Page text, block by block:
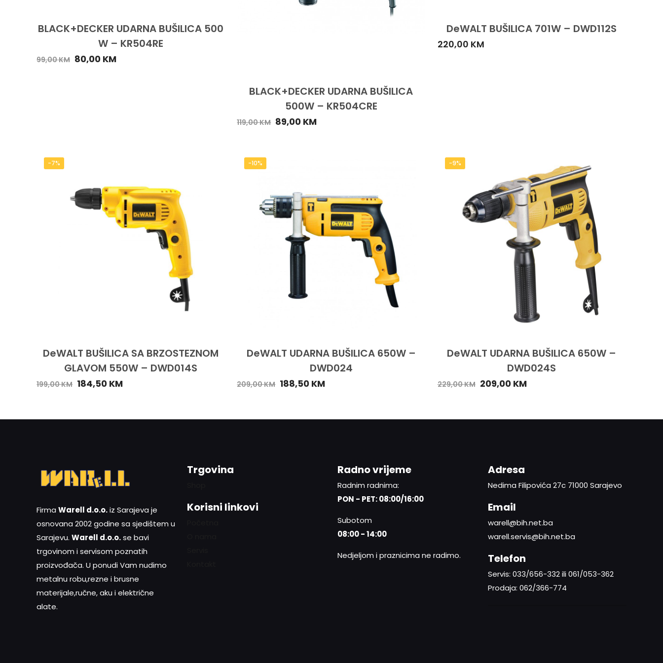
BLACK+DECKER UDARNA BUŠILICA 500
W – KR504RE
99,00KM 80,00 KM
BLACK+DECKER UDARNA BUŠILICA
500W – KR504CRE
119,00KM 89,00 KM
DeWALT BUŠILICA 701W – DWD112S
220,00 KM
-7%
DeWALT BUŠILICA SA BRZOSTEZNOM
GLAVOM 550W – DWD014S
199,00KM 184,50 KM
-10%
DeWALT UDARNA BUŠILICA 650W –
DWD024
209,00KM 188,50 KM
-9%
DeWALT UDARNA BUŠILICA 650W –
DWD024S
229,00KM 209,00 KM
Firma Warell d.o.o.iz Sarajeva je
osnovana 2002 godine sa sjedištem u
Sarajevu. Warell d.o.o.se bavi
trgovinom i servisom poznatih
proizvođača. U ponudi Vam nudimo
metalnu robu,rezne i brusne
materijale,ručne, aku i električne
alate.
Trgovina
Korisni linkovi
Radno vrijeme
Radnim radnima:
PON - PET: 08:00/16:00
Subotom
08:00 - 14:00
Nedjeljom i praznicima ne radimo.
Adresa
Nedima Filipovića 27c 71000 Sarajevo
Email
warell@bih.net.ba
warell.servis@bih.net.ba
Telefon
Servis: 033/656-332 ili 061/053-362
Prodaja: 062/366-774